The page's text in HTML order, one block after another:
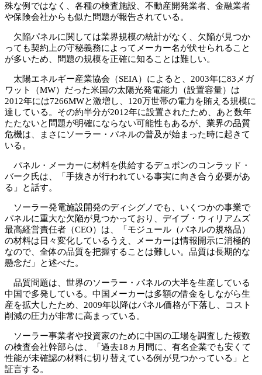
殊な例ではなく、各種の検査施設、不動産開発業者、金融業者
や保険会社からも似た問題が報告されている。
欠陥パネルに関しては業界規模の統計がなく、欠陥が見つか
っても契約上の守秘義務によってメーカー名が伏せられること
が多いため、問題の規模を正確に知ることは難しい。
太陽エネルギー産業協会（SEIA）によると、2003年に83メガ
ワット（MW）だった米国の太陽光発電能力（設置容量）は
2012年には7266MWと激増し、120万世帯の電力を賄える規模に
達している。その約半分が2012年に設置されたため、あと数年
たたないと問題が明確にならない可能性もあるが、業界の品質
危機は、まさにソーラー・パネルの普及が始まった時に起きて
いる。
パネル・メーカーに材料を供給するデュポンのコンラッド・
バーク氏は、「手抜きが行われている事実に向き合う必要があ
る」と話す。
ソーラー発電施設開発のディシグノでも、いくつかの事業で
パネルに重大な欠陥が見つかっており、デイブ・ウィリアムズ
最高経営責任者（CEO）は、「モジュール（パネルの規格品）
の材料は日々変化しているうえ、メーカーは情報開示に消極的
なので、全体の品質を把握することは難しい。品質は長期的な
懸念だ」と述べた。
品質問題は、世界のソーラー・パネルの大半を生産している
中国で多発している。中国メーカーは多額の借金をしながら生
産を拡大したため、2009年以降はパネル価格が下落し、コスト
削減の圧力が非常に高まっている。
ソーラー事業者や投資家のために中国の工場を調査した複数
の検査会社幹部らは、「過去18ヵ月間に、有名企業でも安くて
性能が未確認の材料に切り替えている例が見つかっている」と
証言する。